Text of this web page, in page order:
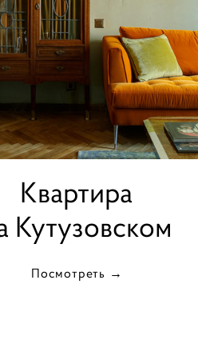
Квартира
Кутузовском
Посмотреть →